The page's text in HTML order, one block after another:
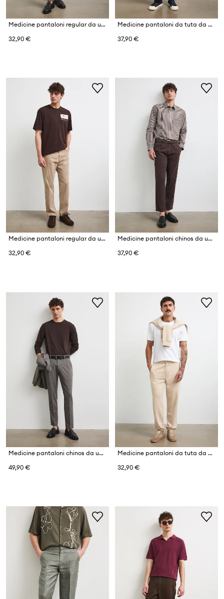
Medicine pantaloni regular da uomo in cotone con elastan
32,90 €
Medicine pantaloni da tuta da uomo con cotone
37,90 €
Medicine pantaloni regular da uomo in cotone con elastan
32,90 €
Medicine pantaloni chinos da uomo con misto lino
37,90 €
Medicine pantaloni chinos da uomo con misto lana
49,90 €
Medicine pantaloni da tuta da uomo con cotone
32,90 €